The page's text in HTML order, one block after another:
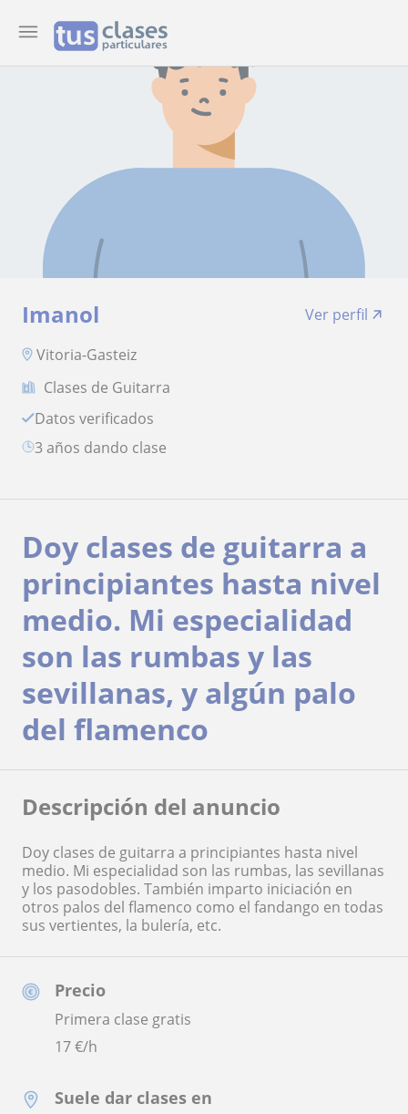
Imanol
Ver perfil
Vitoria-Gasteiz
Clases de Guitarra
Datos verificados
3 años dando clase
Precio
Primera clase gratis
17€/h
Suele dar clases en
Doy clases de guitarra a
principiantes hasta nivel
medio. Mi especialidad
son las rumbas y las
sevillanas, y algún palo
del flamenco
Descripción del anuncio
Doy clases de guitarra a principiantes hasta nivel
medio. Mi especialidad son las rumbas, las sevillanas
y los pasodobles. También imparto iniciación en
otros palos del flamenco como el fandango en todas
sus vertientes, la bulería, etc.